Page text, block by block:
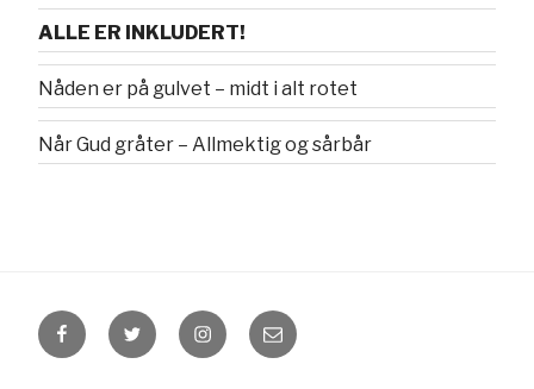
ALLE ER INKLUDERT!
Nåden er på gulvet – midt i alt rotet
Når Gud gråter – Allmektig og sårbår
FacebookTwitter InstagramEmail